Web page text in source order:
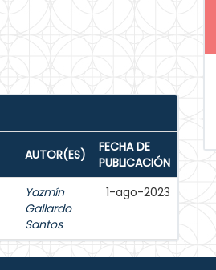
AUTOR(ES)
FECHA DE
PUBLICACIÓN
Yazmín
Gallardo
Santos
1-ago-2023